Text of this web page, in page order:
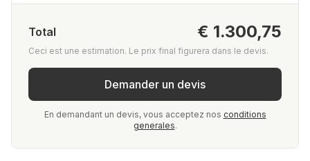
Total € 1.300,75
Ceci est une estimation. Le prix final figurera dans le devis.
Demander un devis
En demandant un devis, vous acceptez nos conditions
generales.